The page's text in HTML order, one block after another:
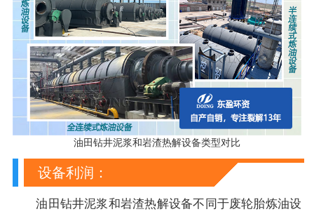
油田钻井泥浆和岩渣热解设备类型对比
设备利润：
油田钻井泥浆和岩渣热解设备不同于废轮胎炼油设